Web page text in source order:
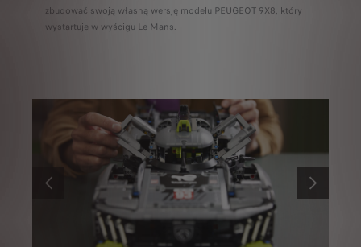
zbudować swoją własną wersję modelu PEUGEOT 9X8, który
wystartuje w wyścigu Le Mans.
POPRZEDNI NASTĘPNY